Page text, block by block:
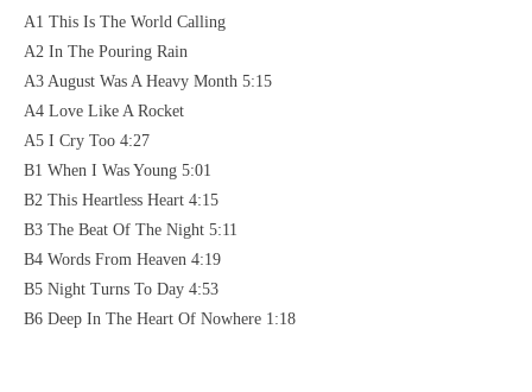
A1 This Is The World Calling
A2 In The Pouring Rain
A3 August Was A Heavy Month 5:15
A4 Love Like A Rocket
A5 I Cry Too 4:27
B1 When I Was Young 5:01
B2 This Heartless Heart 4:15
B3 The Beat Of The Night 5:11
B4 Words From Heaven 4:19
B5 Night Turns To Day 4:53
B6 Deep In The Heart Of Nowhere 1:18